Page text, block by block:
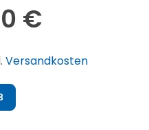
€
Versandkosten